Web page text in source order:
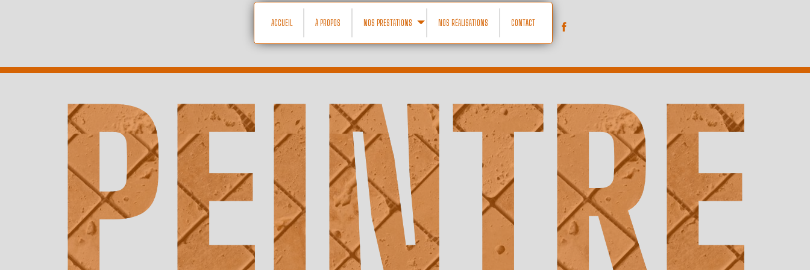
ACCUEIL À PROPOS NOS PRESTATIONS NOS RÉALISATIONS CONTACT
PEINTRE